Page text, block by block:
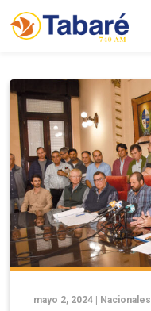
mayo 2, 2024 | Nacionales